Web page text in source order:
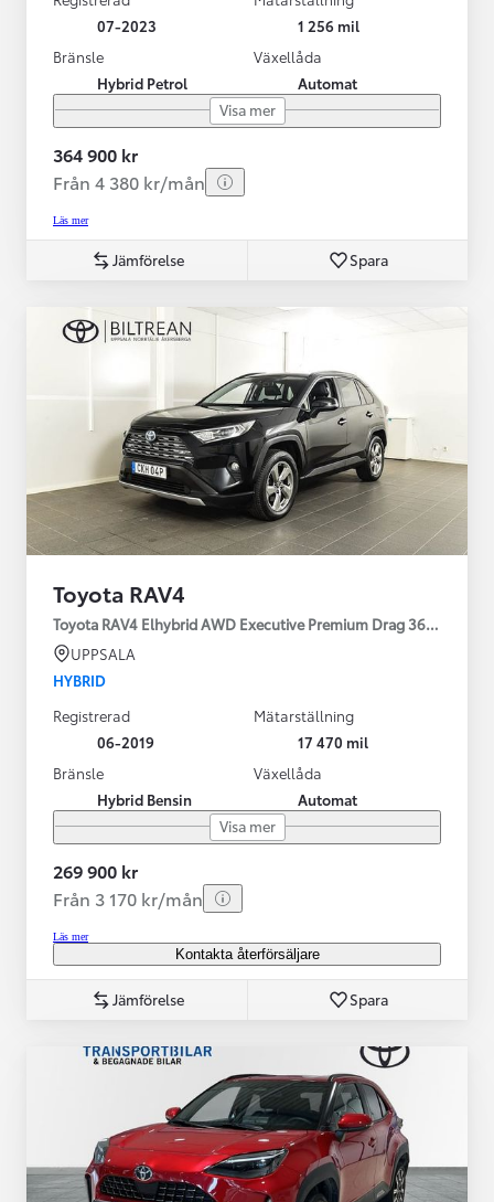
07-2023
1 256 mil
Bränsle
Hybrid Petrol
Växellåda
Automat
Visa mer
364 900 kr
Från 4 380 kr/mån
Läs mer
Jämförelse Spara
Toyota RAV4
Toyota RAV4 Elhybrid AWD Executive Premium Drag 360-kamera
UPPSALA
HYBRID
Registrerad
06-2019
Mätarställning
17 470 mil
Bränsle
Hybrid Bensin
Växellåda
Automat
Visa mer
269 900 kr
Från 3 170 kr/mån
Läs mer
Kontakta återförsäljare
Jämförelse Spara